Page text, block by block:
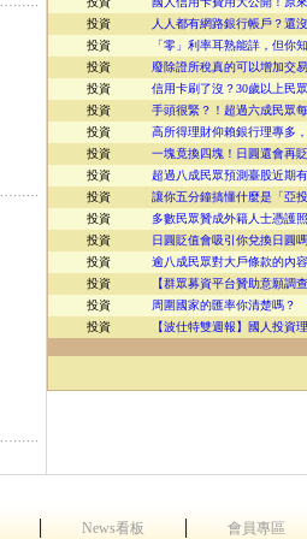
投資
人人都有網路銀行帳戶？還
投資
「零」利率耳熟能詳，但你
投資
廢除證所稅真的可以增加交
投資
信用卡刷了沒？30歲以上民
投資
手頭很緊？！超過六成民眾
投資
高所得理財仰賴銀行理專多
投資
一塊竟換四塊！日圓還會再
投資
超過八成民眾預測臺股近期
投資
讓你五分鐘搞懂什麼是「亞
投資
多數民眾贊成外籍人士憑護
投資
日圓貶值會吸引你兌換日圓
投資
逾八成民眾對大戶條款的內
投資
【群眾募資平台贊助意願調
投資
周圍國家的匯率你清楚嗎？
投資
【波仕特雙週報】國人投資
News看板 會員專區